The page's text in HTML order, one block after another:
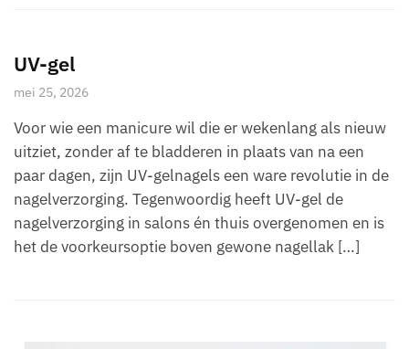
UV-gel
mei 25, 2026
Voor wie een manicure wil die er wekenlang als nieuw
uitziet, zonder af te bladderen in plaats van na een
paar dagen, zijn UV-gelnagels een ware revolutie in de
nagelverzorging. Tegenwoordig heeft UV-gel de
nagelverzorging in salons én thuis overgenomen en is
het de voorkeursoptie boven gewone nagellak […]